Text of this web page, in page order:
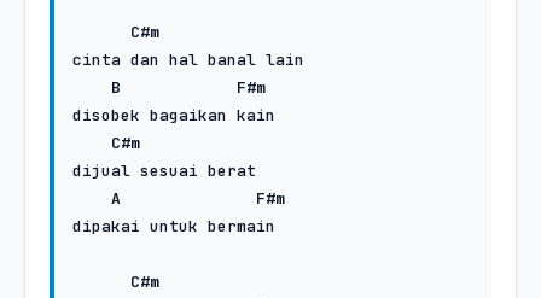
C#m
cinta dan hal banal lain
B
F#m
disobek bagaikan kain
C#m
dijual sesuai berat
A
F#m
dipakai untuk bermain
C#m